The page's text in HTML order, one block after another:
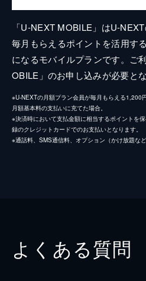
「U-NEXT MOBILE」はU-
毎月もらえるポイントを活用す
になるモバイルプランです。ご
OBILE」のお申し込みが必要とな
※U-NEXTの月額プラン会員が毎月もらえる1,200
月額基本料の支払いに充てた場合。
※決済時において支払金額に相当するポイントを
録のクレジットカードでのお支払いとなります。
※通話料、SMS通信料、オプション（かけ放題な
よくある質問